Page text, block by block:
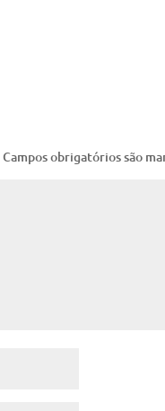
Campos obrigatórios são